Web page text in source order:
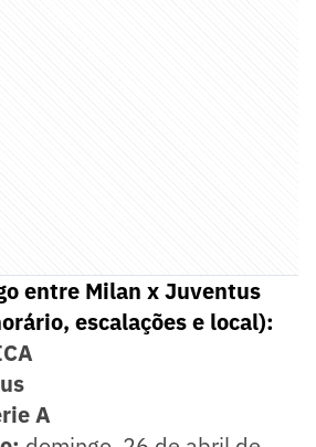
entre Milan x Juventus
escalações e local):
A